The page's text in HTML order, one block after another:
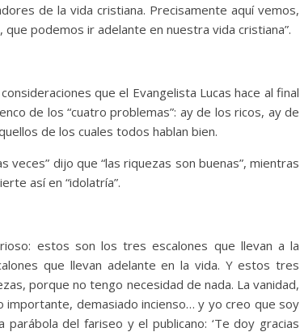
de la vida cristiana. Precisamente aquí vemos,
podemos ir adelante en nuestra vida cristiana”.
que el Evangelista Lucas hace al final
de los “cuatro problemas”: ay de los ricos, ay de
de los cuales todos hablan bien.
veces” dijo que “las riquezas son buenas”, mientras
así en “idolatría”.
estos son los tres escalones que llevan a la
que llevan adelante en la vida. Y estos tres
porque no tengo necesidad de nada. La vanidad,
demasiado incienso… y yo creo que soy
del fariseo y el publicano: ‘Te doy gracias